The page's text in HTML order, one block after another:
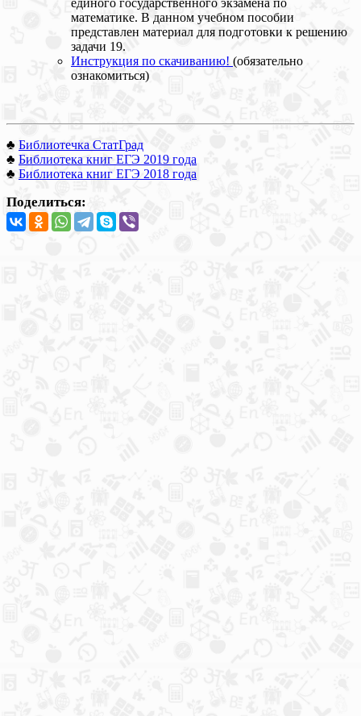
математике. В данном учебном пособии
представлен материал для подготовки к решению
задачи 19.
Инструкция по скачиванию! (обязательно
ознакомиться)
♣ Библиотечка СтатГрад
♣ Библиотека книг ЕГЭ 2019 года
♣ Библиотека книг ЕГЭ 2018 года
Поделиться: